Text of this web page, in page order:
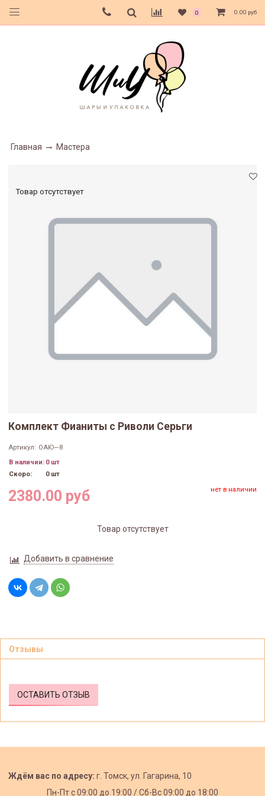
0 0.00 руб
Главная Мастера
Товар отсутствует
Комплект Фианиты с Риволи Серьги
Артикул: ОАЮ—8
В наличии: 0 шт
Скоро:
0 шт
2380.00 руб нет в наличии
Товар отсутствует
Добавить в сравнение
Отзывы
ОСТАВИТЬ ОТЗЫВ
Ждём вас по адресу: г. Томск, ул. Гагарина, 10
Пн-Пт с09:00 до 19:00 /Сб-Вс 09:00 до 18:00